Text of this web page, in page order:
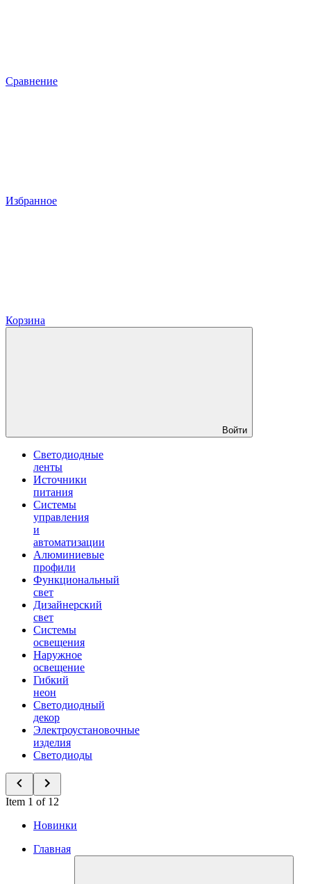
Сравнение
Избранное
Корзина
Войти
Светодиодные
ленты
Источники
питания
Системы
управления
и
автоматизации
Алюминиевые
профили
Функциональный
свет
Дизайнерский
свет
Системы
освещения
Наружное
освещение
Гибкий
неон
Светодиодный
декор
Электроустановочные
изделия
Светодиоды
Item 1 of 12
Новинки
Главная